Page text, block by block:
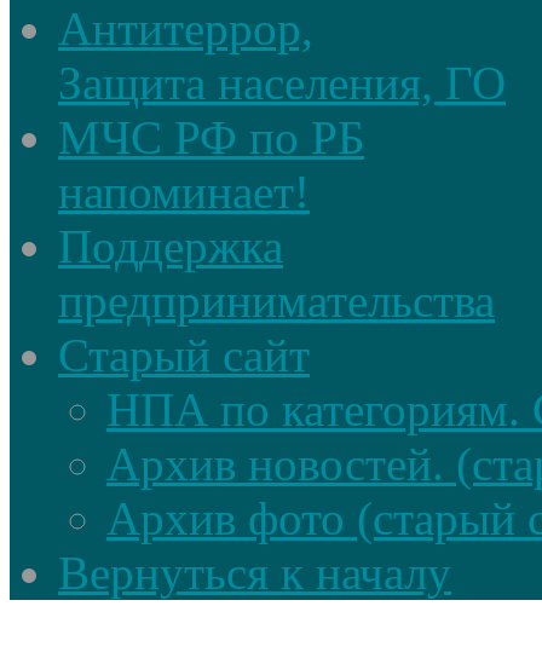
Антитеррор,
Защита населения, ГО
МЧС РФ по РБ
напоминает!
Поддержка
предпринимательства
Старый сайт
НПА по категориям.
Архив новостей.
Архив фото (старый
Вернуться к началу